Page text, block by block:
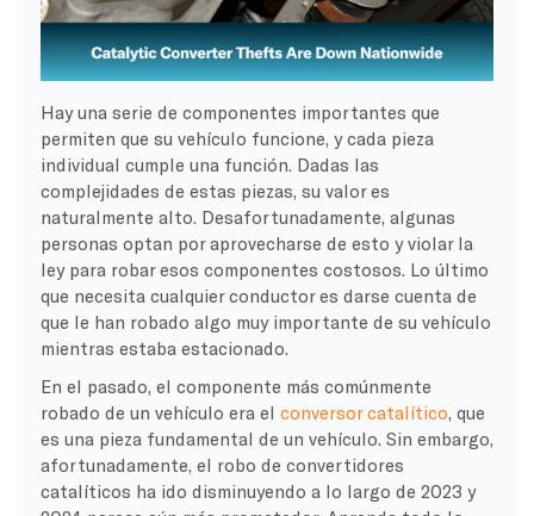
Hay una serie de componentes importantes que
permiten que su vehículo funcione, y cada pieza
individual cumple una función. Dadas las
complejidades de estas piezas, su valor es
naturalmente alto. Desafortunadamente, algunas
personas optan por aprovecharse de esto y violar la
ley para robar esos componentes costosos. Lo último
que necesita cualquier conductor es darse cuenta de
que le han robado algo muy importante de su vehículo
mientras estaba estacionado.
En el pasado, el componente más comúnmente
robado de un vehículo era el conversor catalítico , que
es una pieza fundamental de un vehículo. Sin embargo,
afortunadamente, el robo de convertidores
catalíticos ha ido disminuyendo a lo largo de 2023 y